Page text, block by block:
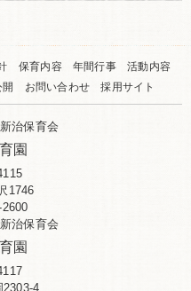
保育内容 年間行事
活動内容
お問い合わせ 採用サイト
治保育会
園
1746
治保育会
園
2303-4